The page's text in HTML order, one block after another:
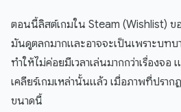
ตอนนี้ลิสต์เกมใน Steam (Wishlist) ข
มันดูตลกมากและอาจจะเป็นเพราะบท
ทำให้ไม่ค่อยมีเวลาเล่นมากกว่าเรื่องจ
เคลียร์เกมเหล่านั้นแล้ว เมื่อภาพที่ปรา
ขนาดนี้